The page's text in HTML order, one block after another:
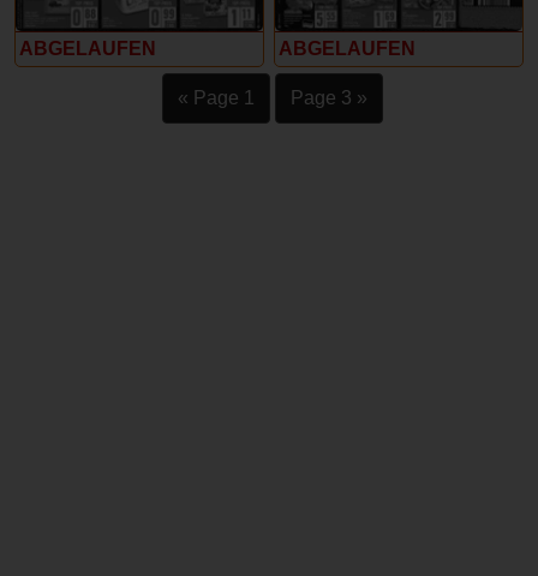
ABGELAUFEN ABGELAUFEN
« Page 1 Page 3 »